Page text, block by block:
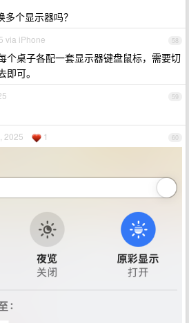
个显示器吗？
58
via iPhone
个桌子各配一套显示器键盘鼠标，需要切
可。
59
60
2025 1